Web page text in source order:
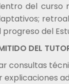
del curso
del
DEL
consultas
explicaciones